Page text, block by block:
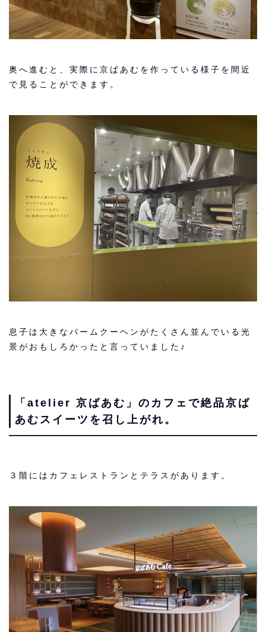
奥へ進むと、実際に京ばあむを作っている様子を間近
で見ることができます。
息子は大きなバームクーヘンがたくさん並んでいる光
景がおもしろかったと言っていました♪
「atelier 京ばあむ」のカフェで絶品京ば
あむスイーツを召し上がれ。
３階にはカフェレストランとテラスがあります。